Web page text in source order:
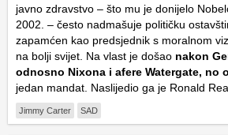
javno zdravstvo – što mu je donijelo
2002. – često nadmašuje političku
zapamćen kao predsjednik s moralnom
na bolji svijet. Na vlast je došao nakon
odnosno Nixona i afere Watergate, no
jedan mandat. Naslijedio ga je Ronald
Jimmy Carter SAD